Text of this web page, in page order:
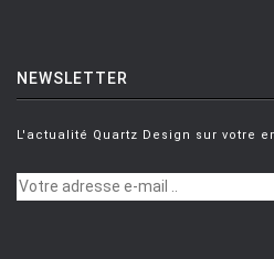
NEWSLETTER
L'actualité Quartz Design sur votre